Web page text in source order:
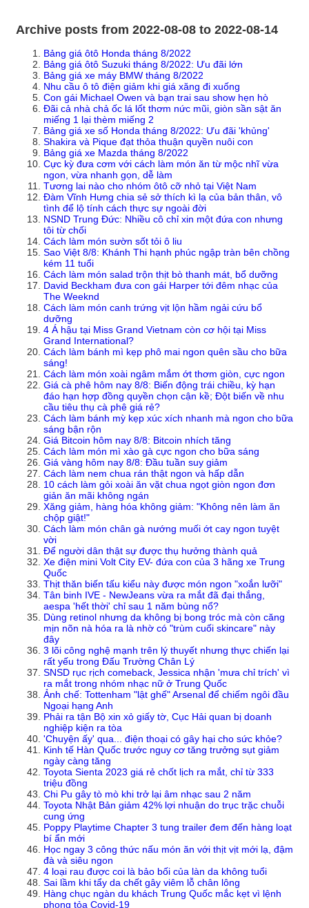
Archive posts from 2022-08-08 to 2022-08-14
Bảng giá ôtô Honda tháng 8/2022
Bảng giá ôtô Suzuki tháng 8/2022: Ưu đãi lớn
Bảng giá xe máy BMW tháng 8/2022
Nhu cầu ô tô điện giảm khi giá xăng đi xuống
Con gái Michael Owen và bạn trai sau show hẹn hò
Đãi cả nhà chả ốc lá lốt thơm nức mũi, giòn sần sật ăn
miếng 1 lại thèm miếng 2
Bảng giá xe số Honda tháng 8/2022: Ưu đãi 'khủng'
Shakira và Pique đạt thỏa thuận quyền nuôi con
Bảng giá xe Mazda tháng 8/2022
Cực kỳ đưa cơm với cách làm món ăn từ mộc nhĩ vừa
ngon, vừa nhanh gọn, dễ làm
Tương lai nào cho nhóm ôtô cỡ nhỏ tại Việt Nam
Đàm Vĩnh Hưng chia sẻ sở thích kì lạ của bản thân, vô
tình để lộ tính cách thực sự ngoài đời
NSND Trung Đức: Nhiều cô chỉ xin một đứa con nhưng
tôi từ chối
Cách làm món sườn sốt tỏi ô liu
Sao Việt 8/8: Khánh Thi hạnh phúc ngập tràn bên chồng
kém 11 tuổi
Cách làm món salad trộn thịt bò thanh mát, bổ dưỡng
David Beckham đưa con gái Harper tới đêm nhạc của
The Weeknd
Cách làm món canh trứng vịt lộn hầm ngải cứu bổ
dưỡng
4 Á hậu tại Miss Grand Vietnam còn cơ hội tại Miss
Grand International?
Cách làm bánh mì kẹp phô mai ngon quên sầu cho bữa
sáng!
Cách làm món xoài ngâm mắm ớt thơm giòn, cực ngon
Giá cà phê hôm nay 8/8: Biến động trái chiều, kỳ hạn
đáo hạn hợp đồng quyền chọn cận kề; Đột biến về nhu
cầu tiêu thụ cà phê giá rẻ?
Cách làm bánh mỳ kẹp xúc xích nhanh mà ngon cho bữa
sáng bận rộn
Giá Bitcoin hôm nay 8/8: Bitcoin nhích tăng
Cách làm món mì xào gà cực ngon cho bữa sáng
Giá vàng hôm nay 8/8: Đầu tuần suy giảm
Cách làm nem chua rán thật ngon và hấp dẫn
10 cách làm gỏi xoài ăn vặt chua ngọt giòn ngon đơn
giản ăn mãi không ngán
Xăng giảm, hàng hóa không giảm: "Không nên làm ăn
chộp giật!"
Cách làm món chân gà nướng muối ớt cay ngon tuyệt
vời
Để người dân thật sự được thụ hưởng thành quả
Xe điện mini Volt City EV- đứa con của 3 hãng xe Trung
Quốc
Thịt thăn biến tấu kiểu này được món ngon "xoắn lưỡi"
Tân binh IVE - NewJeans vừa ra mắt đã đại thắng,
aespa 'hết thời' chỉ sau 1 năm bùng nổ?
Dùng retinol nhưng da không bị bong tróc mà còn căng
mịn nõn nà hóa ra là nhờ có "trùm cuối skincare" này
đây
3 lõi công nghệ mạnh trên lý thuyết nhưng thực chiến lại
rất yếu trong Đấu Trường Chân Lý
SNSD rục rịch comeback, Jessica nhận 'mưa chỉ trích' vì
ra mắt trong nhóm nhạc nữ ở Trung Quốc
Ảnh chế: Tottenham "lật ghế" Arsenal để chiếm ngôi đầu
Ngoại hạng Anh
Phải ra tận Bộ xin xỏ giấy tờ, Cục Hải quan bị doanh
nghiệp kiện ra tòa
'Chuyện ấy' qua... điện thoại có gây hại cho sức khỏe?
Kinh tế Hàn Quốc trước nguy cơ tăng trưởng sụt giảm
ngày càng tăng
Toyota Sienta 2023 giá rẻ chốt lịch ra mắt, chỉ từ 333
triệu đồng
Chi Pu gây tò mò khi trở lại âm nhạc sau 2 năm
Toyota Nhật Bản giảm 42% lợi nhuận do trục trặc chuỗi
cung ứng
Poppy Playtime Chapter 3 tung trailer đem đến hàng loạt
bí ẩn mới
Học ngay 3 công thức nấu món ăn với thịt vịt mới lạ, đậm
đà và siêu ngon
4 loại rau được coi là bảo bối của làn da không tuổi
Sai lầm khi tẩy da chết gây viêm lỗ chân lông
Hàng chục ngàn du khách Trung Quốc mắc kẹt vì lệnh
phong tỏa Covid-19